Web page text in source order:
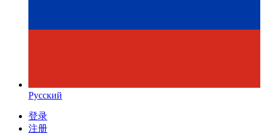
Русский
登录
注册